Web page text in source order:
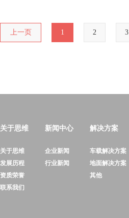
上一页 1 2 3
关于思维
关于思维
发展历程
资质荣誉
联系我们
新闻中心
企业新闻
行业新闻
解决方案
车载解决方案
地面解决方案
其他